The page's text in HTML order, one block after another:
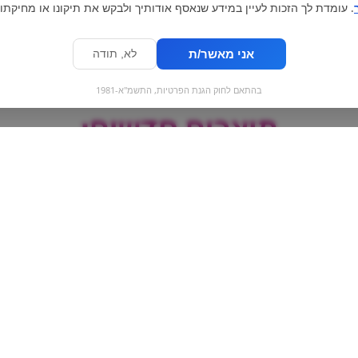
מוצרים חדשים:
. עומדת לך הזכות לעיין במידע שנאסף אודותיך ולבקש את תיקונו או
אני מאשר/ת לא, תודה
בהתאם לחוק הגנת הפרטיות, התשמ"א-1981